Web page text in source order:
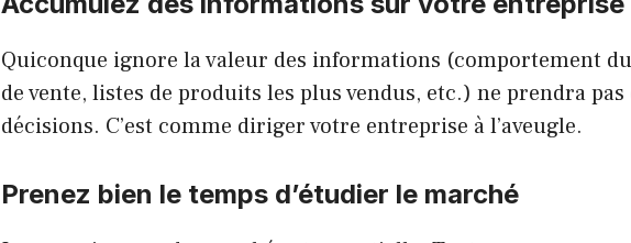
Quiconque ignore la valeur des informations (comportement
de vente, listes de produits les plus vendus, etc.) ne prendra pas
décisions. C’est comme diriger votre entreprise à l’aveugle.
Prenez bien le temps d’étudier le marché